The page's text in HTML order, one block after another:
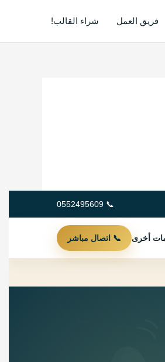
فريق العمل شراء القالب!
📞 0552495609
أخرى 📞 اتصال مباشر